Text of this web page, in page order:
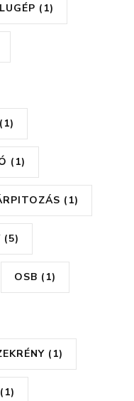
(1)
(1)
(1)
(1)
(5)
OSB (1)
(1)
(1)